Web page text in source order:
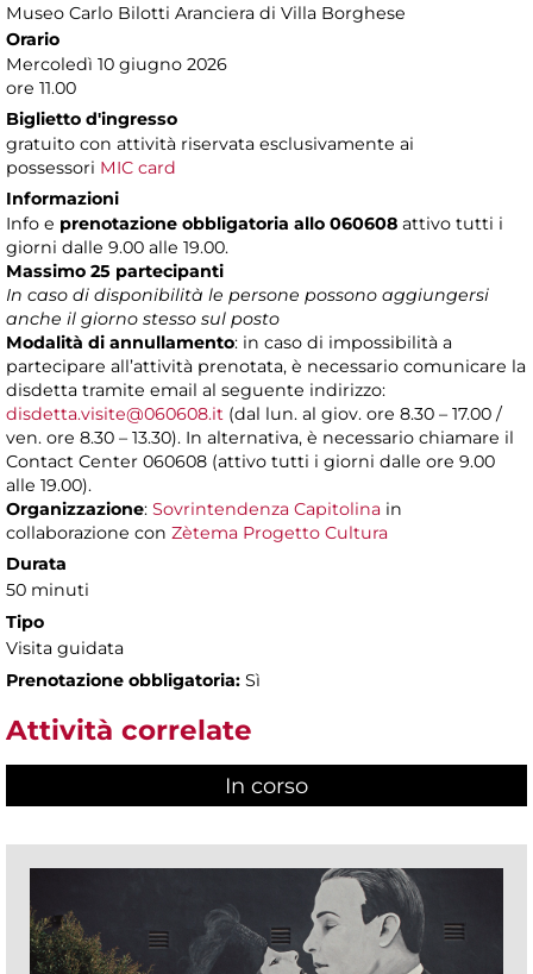
Museo Carlo Bilotti Aranciera di Villa Borghese
Orario
Mercoledì 10 giugno 2026
ore 11.00
Biglietto d'ingresso
gratuito con attività riservata esclusivamente ai
possessori MIC card
Informazioni
Info e prenotazione obbligatoria allo 060608 attivo tutti i
giorni dalle 9.00 alle 19.00.
Massimo 25 partecipanti
In caso di disponibilità le persone possono aggiungersi
anche il giorno stesso sul posto
Modalità di annullamento: in caso di impossibilità a
partecipare all’attività prenotata, è necessario comunicare la
disdetta tramite email al seguente indirizzo:
disdetta.visite@060608.it (dal lun. al giov. ore 8.30 – 17.00 /
ven. ore 8.30 – 13.30). In alternativa, è necessario chiamare il
Contact Center 060608 (attivo tutti i giorni dalle ore 9.00
alle 19.00).
Organizzazione: Sovrintendenza Capitolina in
collaborazione con Zètema Progetto Cultura
Durata
50 minuti
Tipo
Visita guidata
Prenotazione obbligatoria: Sì
Attività correlate
In corso